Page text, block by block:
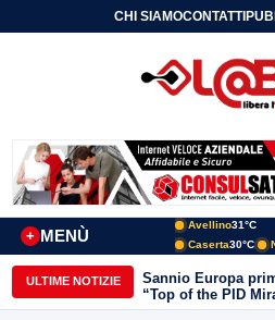
CHI SIAMOCONTATTI
MENÙ
+
Avellino31°C
Caserta30°C
ULTIME NOTIZIE
Sannio Europa
“Top of the PID
realtà virtuale nei